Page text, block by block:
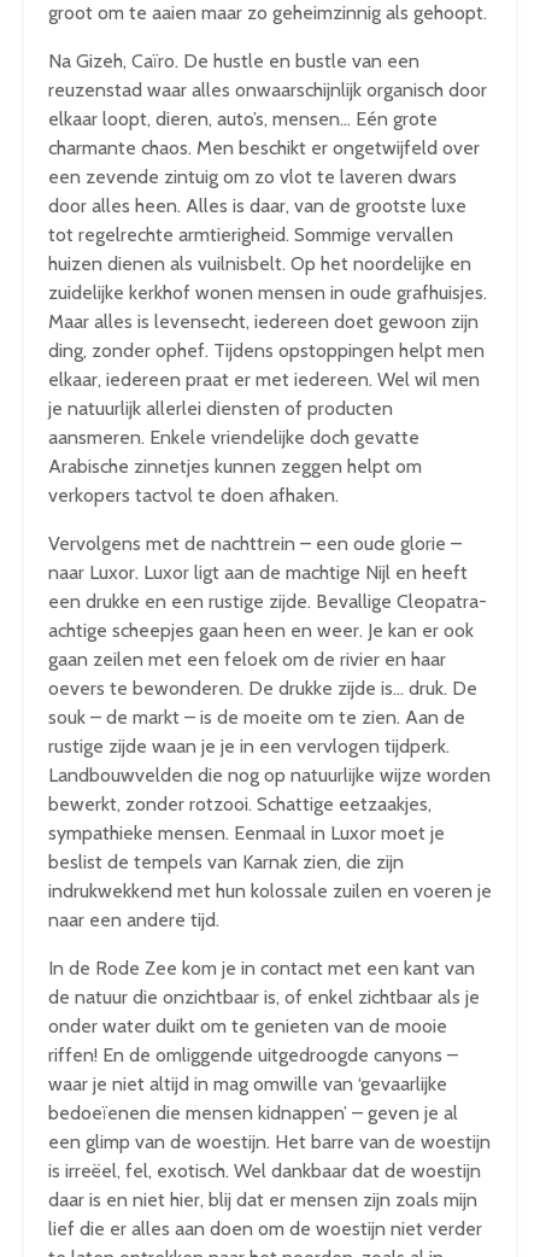
groot om te aaien maar zo geheimzinnig als gehoopt.
Na Gizeh, Caïro. De hustle en bustle van een
reuzenstad waar alles onwaarschijnlijk organisch door
elkaar loopt, dieren, auto’s, mensen… Eén grote
charmante chaos. Men beschikt er ongetwijfeld over
een zevende zintuig om zo vlot te laveren dwars
door alles heen. Alles is daar, van de grootste luxe
tot regelrechte armtierigheid. Sommige vervallen
huizen dienen als vuilnisbelt. Op het noordelijke en
zuidelijke kerkhof wonen mensen in oude grafhuisjes.
Maar alles is levensecht, iedereen doet gewoon zijn
ding, zonder ophef. Tijdens opstoppingen helpt men
elkaar, iedereen praat er met iedereen. Wel wil men
je natuurlijk allerlei diensten of producten
aansmeren. Enkele vriendelijke doch gevatte
Arabische zinnetjes kunnen zeggen helpt om
verkopers tactvol te doen afhaken.
Vervolgens met de nachttrein – een oude glorie –
naar Luxor. Luxor ligt aan de machtige Nijl en heeft
een drukke en een rustige zijde. Bevallige Cleopatra-
achtige scheepjes gaan heen en weer. Je kan er ook
gaan zeilen met een feloek om de rivier en haar
oevers te bewonderen. De drukke zijde is… druk. De
souk – de markt – is de moeite om te zien. Aan de
rustige zijde waan je je in een vervlogen tijdperk.
Landbouwvelden die nog op natuurlijke wijze worden
bewerkt, zonder rotzooi. Schattige eetzaakjes,
sympathieke mensen. Eenmaal in Luxor moet je
beslist de tempels van Karnak zien, die zijn
indrukwekkend met hun kolossale zuilen en voeren je
naar een andere tijd.
In de Rode Zee kom je in contact met een kant van
de natuur die onzichtbaar is, of enkel zichtbaar als je
onder water duikt om te genieten van de mooie
riffen! En de omliggende uitgedroogde canyons –
waar je niet altijd in mag omwille van ‘gevaarlijke
bedoeïenen die mensen kidnappen’ – geven je al
een glimp van de woestijn. Het barre van de woestijn
is irreëel, fel, exotisch. Wel dankbaar dat de woestijn
daar is en niet hier, blij dat er mensen zijn zoals mijn
lief die er alles aan doen om de woestijn niet verder